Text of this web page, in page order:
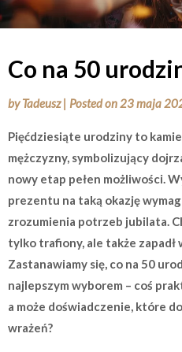
Co na 50
byTadeusz | Posted on23 maja
Pięćdziesiąte urodziny to
mężczyzny, symbolizujący
nowy etap pełen możliwości.
prezentu na taką okazję
zrozumienia potrzeb jubilata.
tylko trafiony, ale także zapadł
Zastanawiamy się, co na 50
najlepszym wyborem – coś
a może doświadczenie, które
wrażeń?